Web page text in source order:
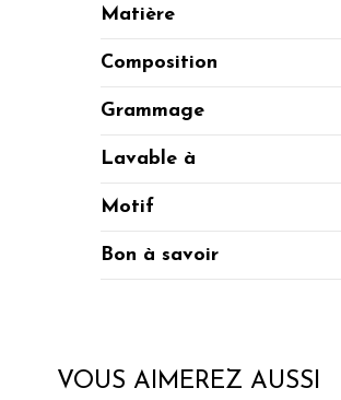
Matière
Composition
Grammage
Lavable à
Motif
Bon à savoir
VOUS AIMEREZ AUSSI